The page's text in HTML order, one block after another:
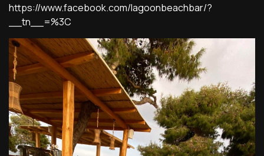
https://www.facebook.com/lagoonbeachbar/?
__tn__=%3C